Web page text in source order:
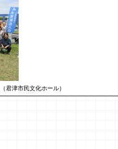
君津市民文化ホール）